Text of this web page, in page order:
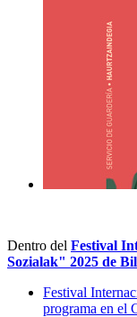
Dentro del Festival
Sozialak" 2025 de
Festival
programa en el